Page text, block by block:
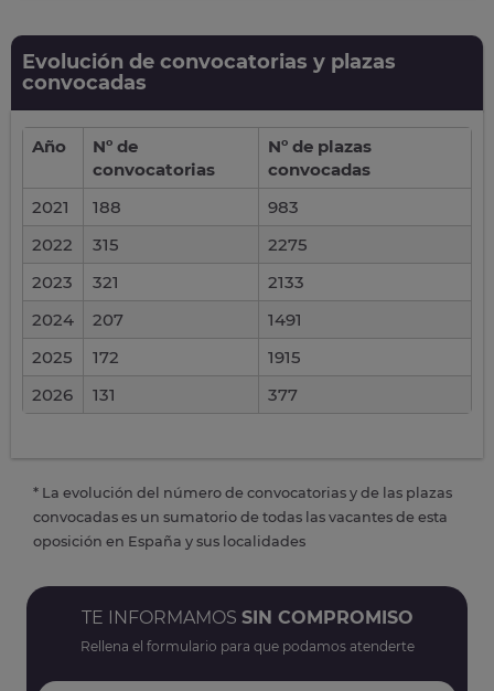
Evolución de convocatorias y plazas
convocadas
Año
Nº de
convocatorias
Nº de plazas
convocadas
2021
188
983
2022
315
2275
2023
321
2133
2024
207
1491
2025
172
1915
2026
131 377
* La evolución del número de convocatorias y de las plazas
convocadas es un sumatorio de todas las vacantes de esta
oposición en España y sus localidades
TE INFORMAMOS SIN COMPROMISO
Rellena el formulario para que podamos atenderte